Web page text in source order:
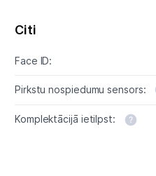
Citi
Face ID:
Pirkstu nospiedumu sensors:
Komplektācijā ietilpst: